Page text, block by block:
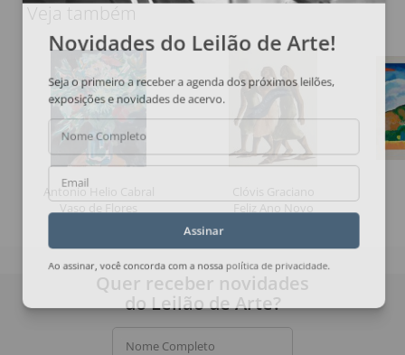
Veja também
Antonio Helio Cabral
Vaso de Flores
Clóvis Graciano
Feliz Ano Novo
Novidades do Leilão de Arte!
Seja o primeiro a receber a agenda dos próximos leilões,
exposições e novidades de acervo.
Nome Completo
Email
Assinar
Ao assinar, você concorda com a nossapolítica de privacidade
Quer receber novidades
do Leilão de Arte?
Nome Completo